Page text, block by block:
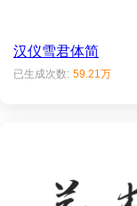
汉仪雪君体简
已生成次数: 59.21万